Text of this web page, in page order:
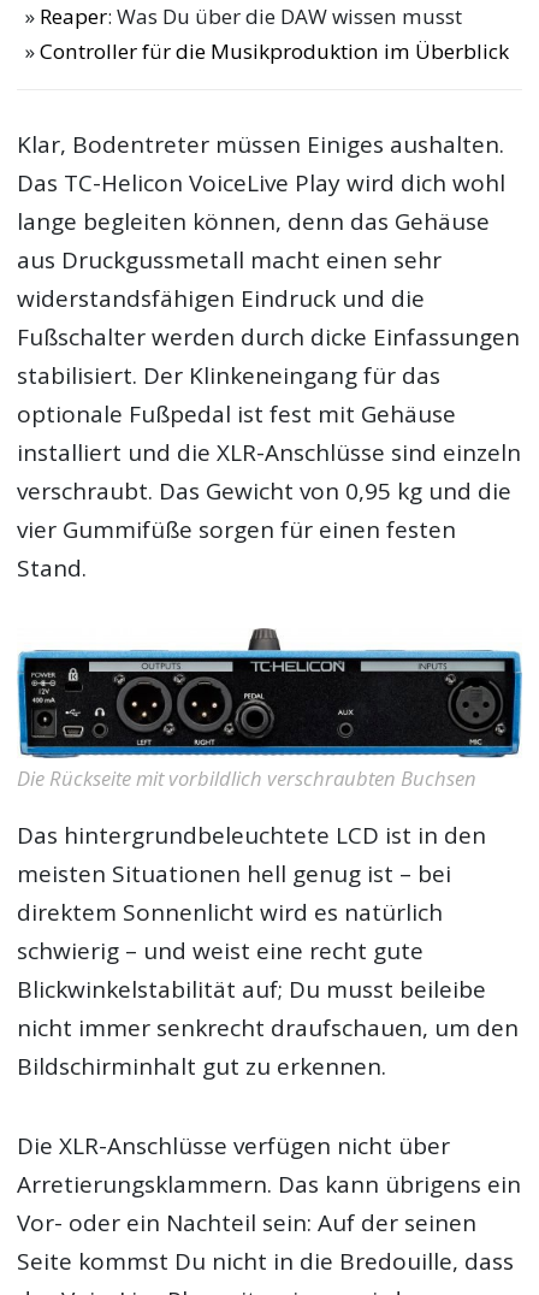
Reaper: Was Du über die DAW wissen musst
Controller für die Musikproduktion im Überblick
Klar, Bodentreter müssen Einiges aushalten.
Das TC-Helicon VoiceLive Play wird dich wohl
lange begleiten können, denn das Gehäuse
aus Druckgussmetall macht einen sehr
widerstandsfähigen Eindruck und die
Fußschalter werden durch dicke Einfassungen
stabilisiert. Der Klinkeneingang für das
optionale Fußpedal ist fest mit Gehäuse
installiert und die XLR-Anschlüsse sind einzeln
verschraubt. Das Gewicht von 0,95 kg und die
vier Gummifüße sorgen für einen festen
Stand.
Die Rückseite mit vorbildlich verschraubten Buchsen
Das hintergrundbeleuchtete LCD ist in den
meisten Situationen hell genug ist – bei
direktem Sonnenlicht wird es natürlich
schwierig – und weist eine recht gute
Blickwinkelstabilität auf; Du musst beileibe
nicht immer senkrecht draufschauen, um den
Bildschirminhalt gut zu erkennen.
Die XLR-Anschlüsse verfügen nicht über
Arretierungsklammern. Das kann übrigens ein
Vor- oder ein Nachteil sein: Auf der seinen
Seite kommst Du nicht in die Bredouille, dass